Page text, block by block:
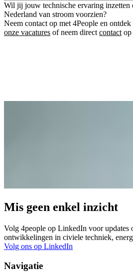
Wil jij jouw technische ervaring inzetten
Nederland van stroom voorzien?
Neem contact op met 4People en
onze vacatures of neem direct contact op
Mis geen enkel inzicht
Volg 4people op LinkedIn voor updates
ontwikkelingen in civiele techniek,
Volg ons op LinkedIn
Navigatie